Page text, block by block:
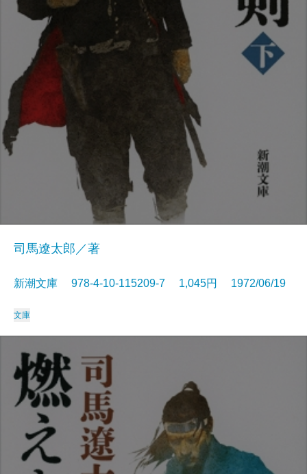
司馬遼太郎／著
新潮文庫 978-4-10-115209-7 1,045円 1972/06/19
文庫